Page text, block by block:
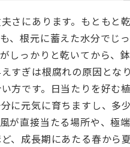
さにあります。もともと
、根元に蓄えた水分でじ
しっかりと乾いてから、
すぎは根腐れの原因とな
方です。日当たりを好む
に元気に育ちますし、多
が直接当たる場所や、極
、成長期にあたる春から